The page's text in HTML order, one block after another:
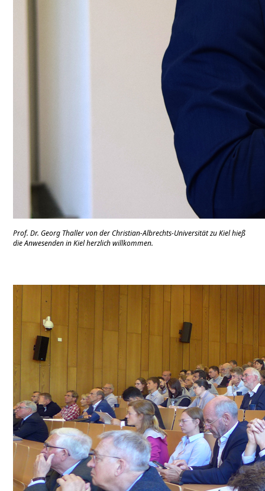
Prof. Dr. Georg Thaller von der Christian-Albrechts-Universität zu Kiel hieß
die Anwesenden in Kiel herzlich willkommen.